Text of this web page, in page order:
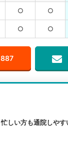
○ ○
○ ○
しい方も通院しやす